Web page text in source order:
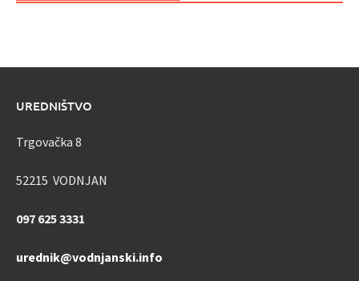
UREDNIŠTVO
Trgovačka 8
52215 VODNJAN
097 625 3331
urednik@vodnjanski.info